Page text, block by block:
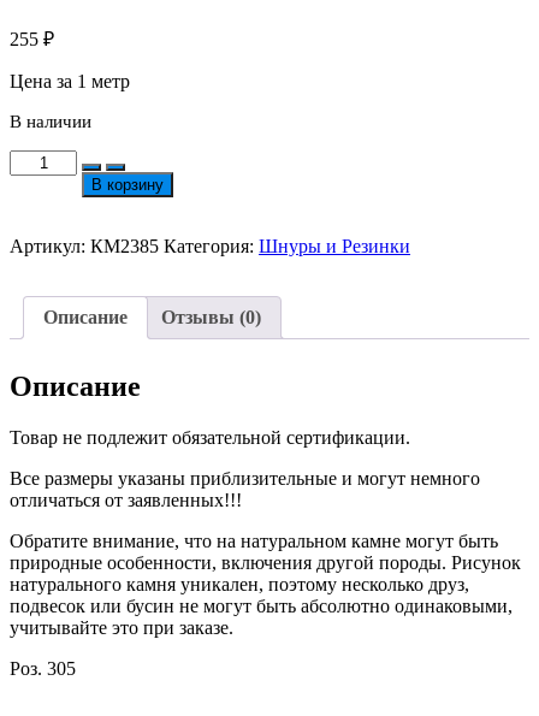
255 ₽
Цена за 1 метр
В наличии
Количество
товара
2
№2385
В корзину
Артикул: КМ2385 Категория: Шнуры и Резинки
Описание Отзывы (0)
Описание
Товар не подлежит обязательной сертификации.
Все размеры указаны приблизительные и могут немного
отличаться от заявленных!!!
Обратите внимание, что на натуральном камне могут быть
природные особенности, включения другой породы. Рисунок
натурального камня уникален, поэтому несколько друз,
подвесок или бусин не могут быть абсолютно одинаковыми,
учитывайте это при заказе.
Роз. 305